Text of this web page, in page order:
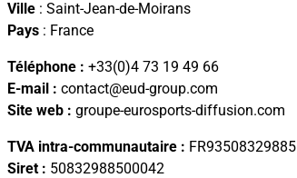
Ville : Saint-Jean-de-Moirans
Pays : France
Téléphone : +33(0)4 73 19 49 66
E-mail : contact@eud-group.com
Site web : groupe-eurosports-diffusion.com
TVA intra-communautaire : FR93508329885
Siret : 50832988500042